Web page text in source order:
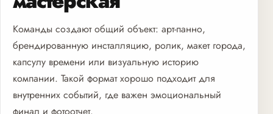
Команды создают общий объект: арт-панно,
брендированную инсталляцию, ролик, макет города,
капсулу времени или визуальную историю
компании. Такой формат хорошо подходит для
внутренних событий, где важен эмоциональный